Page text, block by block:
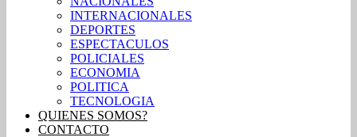
INTERNACIONALES
DEPORTES
ESPECTACULOS
POLICIALES
ECONOMIA
POLITICA
TECNOLOGIA
QUIENES SOMOS?
CONTACTO